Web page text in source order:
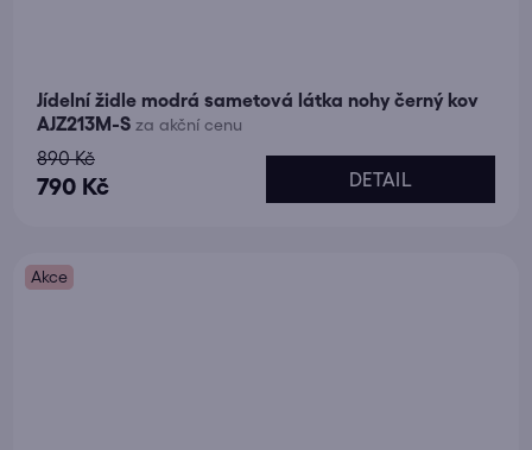
Jídelní židle modrá sametová látka nohy černý kov
AJZ213M-S za akční cenu
790 Kč
890 Kč
DETAIL
Akce